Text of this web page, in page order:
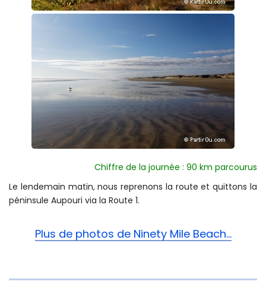
Chiffre de la journée : 90 km parcourus
péninsule Aupouri via la Route 1.